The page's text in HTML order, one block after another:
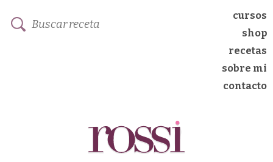
cursos
shop
recetas
sobre mi
contacto